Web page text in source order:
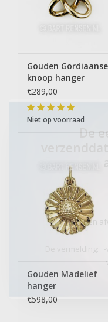
Gouden Gordiaanse
knoop hanger
€289,00
Niet op voorraad
Gouden Madelief
hanger
€598,00
De
Ik ben
De vermelding: